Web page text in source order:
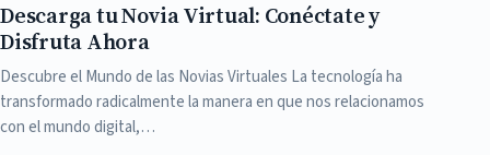
Descarga tu Novia Virtual: Conéctate y
Disfruta Ahora
Descubre el Mundo de las Novias Virtuales La tecnología ha
transformado radicalmente la manera en que nos relacionamos
con el mundo digital,…